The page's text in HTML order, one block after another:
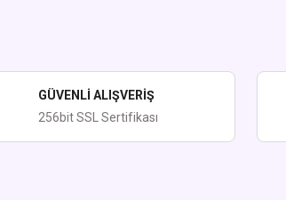
GÜVENLİ ALIŞVERİŞ
256bit SSL Sertifikası